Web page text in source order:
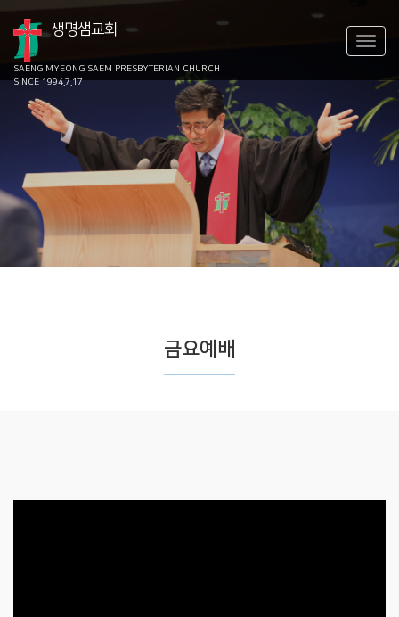
생명샘교회
SAENG MYEONG SAEM PRESBYTERIAN CHURCH
SINCE 1994.7.17
금요예배